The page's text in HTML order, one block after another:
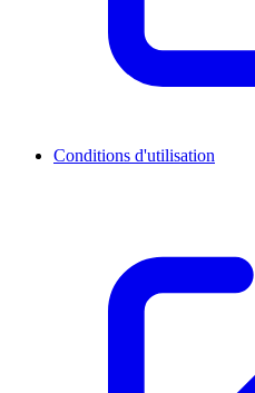
Conditions d'utilisation